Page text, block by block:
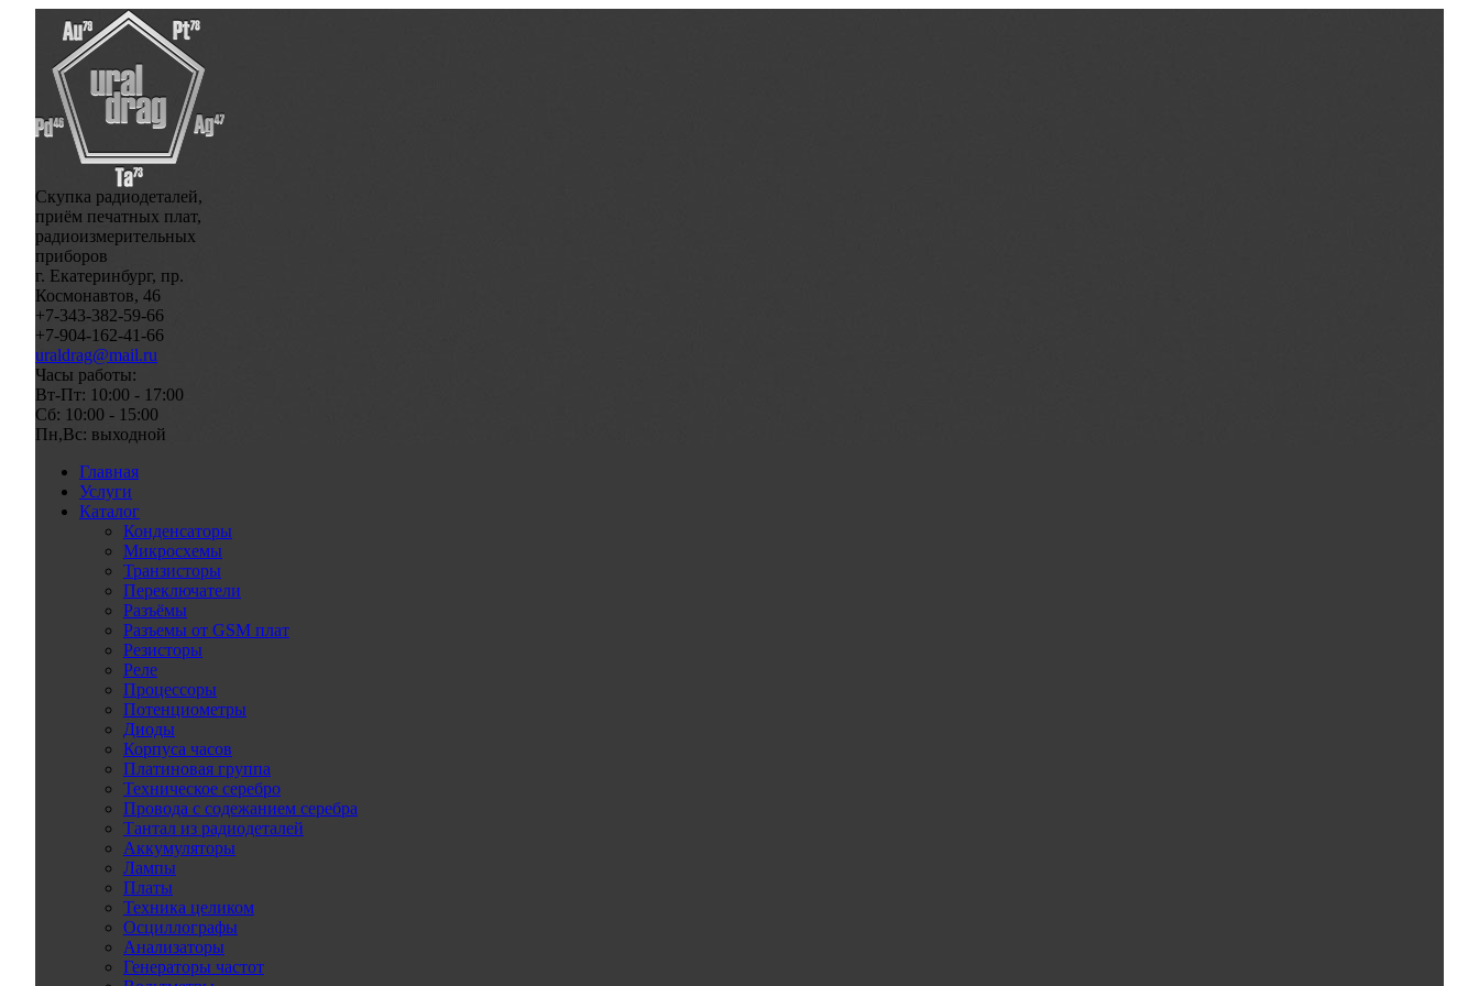
Скупка радиодеталей,
приём печатных плат,
радиоизмерительных
приборов
г. Екатеринбург, пр.
Космонавтов, 46
+7-343-382-59-66
+7-904-162-41-66
uraldrag@mail.ru
Часы работы:
Вт-Пт: 10:00 - 17:00
Сб: 10:00 - 15:00
Пн,Вс: выходной
Главная
Услуги
Каталог
Конденсаторы
Микросхемы
Транзисторы
Переключатели
Разъёмы
Разъемы от GSM плат
Резисторы
Реле
Процессоры
Потенциометры
Диоды
Корпуса часов
Платиновая группа
Техническое серебро
Провода с содежанием серебра
Тантал из радиодеталей
Аккумуляторы
Лампы
Платы
Техника целиком
Осциллографы
Анализаторы
Генераторы частот